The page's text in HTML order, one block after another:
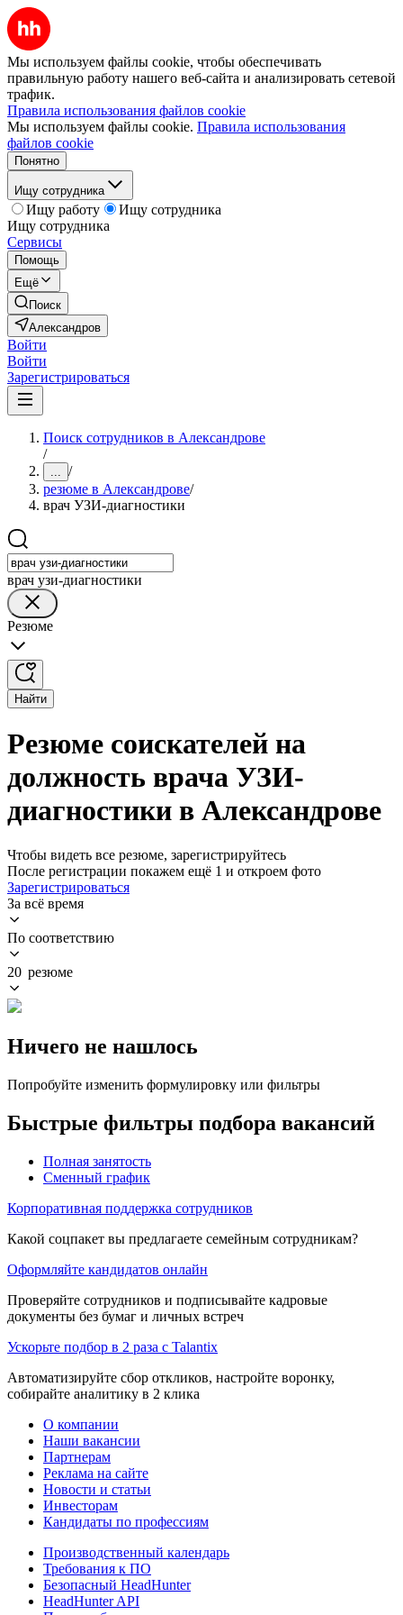
Мы используем файлы cookie, чтобы обеспечивать
правильную работу нашего веб-сайта и анализировать сетевой
трафик.
Правила использования файлов cookie
Мы используем файлы cookie. Правила использования
файлов cookie
Понятно
Ищу сотрудника
Ищу работу
Ищу сотрудника
Ищу сотрудника
Сервисы
Помощь
Ещё
Поиск
Александров
Войти
Войти
Зарегистрироваться
Поиск сотрудников в Александрове
/
... /
резюме в Александрове/
врач УЗИ-диагностики
врач узи-диагностики
Резюме
Найти
Резюме соискателей на
должность врача УЗИ-
диагностики в Александрове
Чтобы видеть все резюме, зарегистрируйтесь
После регистрации покажем ещё 1 и откроем фото
Зарегистрироваться
За всё время
По соответствию
20 резюме
Ничего не нашлось
Попробуйте изменить формулировку или фильтры
Быстрые фильтры подбора вакансий
Полная занятость
Сменный график
Корпоративная поддержка сотрудников
Какой соцпакет вы предлагаете семейным сотрудникам?
Оформляйте кандидатов онлайн
Проверяйте сотрудников и подписывайте кадровые
документы без бумаг и личных встреч
Ускорьте подбор в 2 раза с Talantix
Автоматизируйте сбор откликов, настройте воронку,
собирайте аналитику в 2 клика
О компании
Наши вакансии
Партнерам
Реклама на сайте
Новости и статьи
Инвесторам
Кандидаты по профессиям
Производственный календарь
Требования к ПО
Безопасный HeadHunter
HeadHunter API